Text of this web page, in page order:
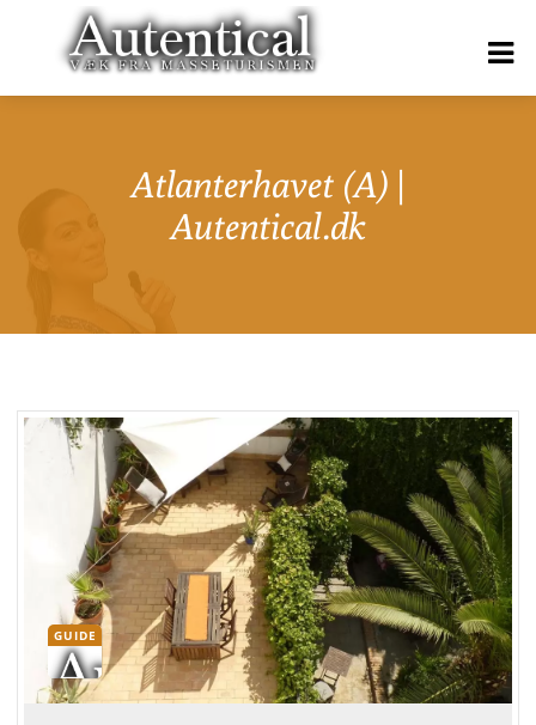
Atlanterhavet (A) |
Autentical.dk
GUIDE